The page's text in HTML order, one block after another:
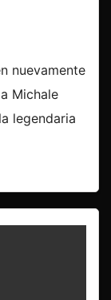
nuevamente
Michale
legendaria